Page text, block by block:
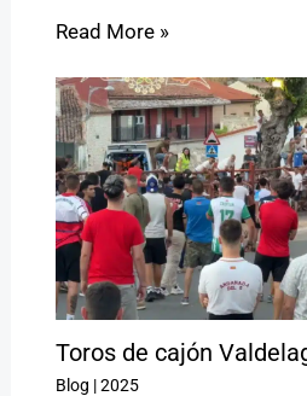
Read More »
Toros de cajón
Blog |2025